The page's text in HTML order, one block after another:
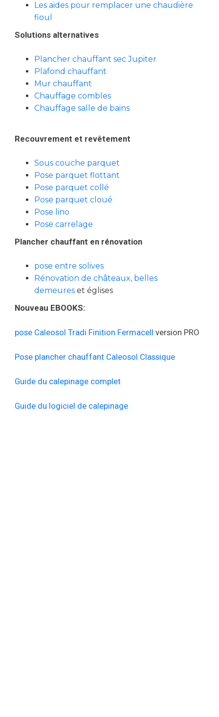
Les aides pour remplacer une chaudière
fioul
Solutions alternatives
Plancher chauffant sec Jupiter
Plafond chauffant
Mur chauffant
Chauffage combles
Chauffage salle de bains
Recouvrement et revêtement
Sous couche parquet
Pose parquet flottant
Pose parquet collé
Pose parquet cloué
Pose lino
Pose carrelage
Plancher chauffant en rénovation
pose entre solives
Rénovation de châteaux, belles
demeures et églises
Nouveau EBOOKS:
pose Caleosol Tradi Finition Fermacell version PRO
Pose plancher chauffant Caleosol Classique
Guide du calepinage complet
Guide du logiciel de calepinage